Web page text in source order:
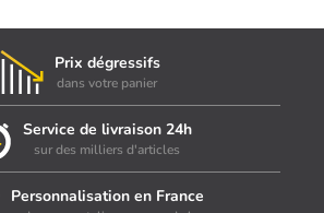
Prix dégressifs
dans votre panier
Service de livraison 24h
sur des milliers d'articles
Personnalisation en France